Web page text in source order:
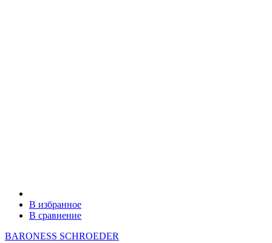
В избранное
В сравнение
BARONESS SCHROEDER